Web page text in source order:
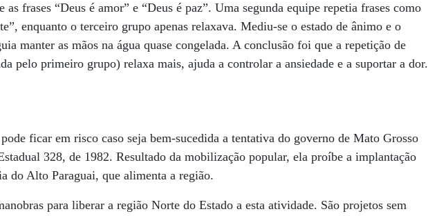
as frases “Deus é amor” e “Deus é paz”. Uma segunda equipe repetia frases como
enquanto o terceiro grupo apenas relaxava. Mediu-se o estado de ânimo e o
manter as mãos na água quase congelada. A conclusão foi que a repetição de
pelo primeiro grupo) relaxa mais, ajuda a controlar a ansiedade e a suportar a dor.
ficar em risco caso seja bem-sucedida a tentativa do governo de Mato Grosso
328, de 1982. Resultado da mobilização popular, ela proíbe a implantação
do Alto Paraguai, que alimenta a região.
para liberar a região Norte do Estado a esta atividade. São projetos sem